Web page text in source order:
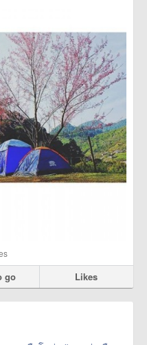
go Likes